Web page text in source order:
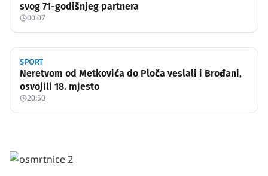
svog 71-godišnjeg partnera
00:07
SPORT
Neretvom od Metkovića do Ploča veslali i Brođani,
osvojili 18. mjesto
20:50